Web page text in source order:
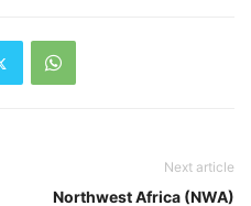
Next article
Northwest Africa (NWA)